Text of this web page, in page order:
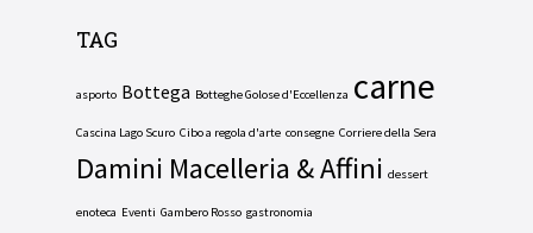
TAG
asporto Bottega Botteghe Golose d'Eccellenza carne
Cascina Lago Scuro Cibo a regola d'arte consegne Corriere della Sera
Damini Macelleria & Affini dessert
enoteca Eventi Gambero Rosso gastronomia